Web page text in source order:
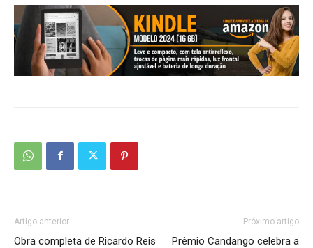
Artigo anterior
Obra completa de Ricardo Reis
Próximo artigo
Prêmio Candango celebra a